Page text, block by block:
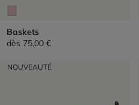
Baskets
dès 75,00 €
NOUVEAUTÉ